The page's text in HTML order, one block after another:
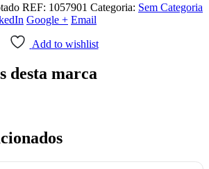
REF: 1057901 Categoria: Sem Categoria
Google + Email
Add to wishlist
desta marca